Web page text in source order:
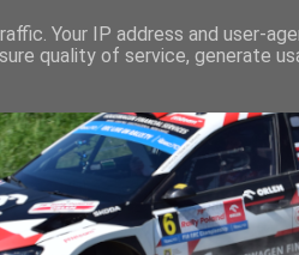
Your IP address and user-
quality of service, generate